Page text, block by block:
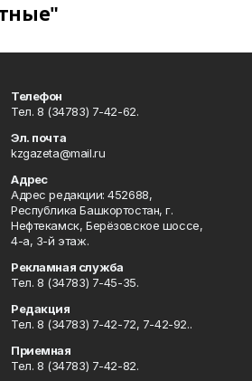
Телефон
Тел. 8 (34783) 7-42-62.
Эл. почта
kzgazeta@mail.ru
Адрес
Адрес редакции: 452688,
Республика Башкортостан, г.
Нефтекамск, Берёзовское шоссе,
4-а, 3-й этаж.
Рекламная служба
Тел. 8 (34783) 7-45-35.
Редакция
Тел. 8 (34783) 7-42-72, 7-42-92..
Приемная
Тел. 8 (34783) 7-42-82.